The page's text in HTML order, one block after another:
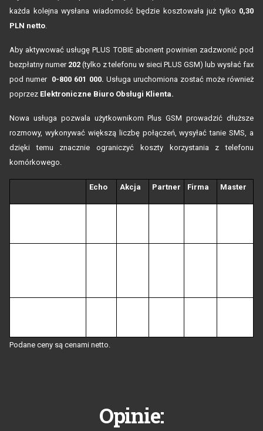
każda kolejna wysłana wiadomość będzie kosztowała już tylko 0,30
PLN netto.
Aby aktywować usługę PLUS TOBIE abonent powinien zadzwonić pod
bezpłatny numer 202 (tylko z telefonu w sieci PLUS GSM) lub wysłać fax
pod numer 0-800 601 000. Usługa uruchomiona zostać może również
poprzez Elektroniczne Biuro Obsługi Klienta.
Nowa usługa pozwala użytkownikom Plus GSM prowadzić dłuższe
rozmowy, wykonywać większą liczbę połączeń, wysyłać tanie SMS, a
dzięki temu znacznie ograniczyć koszty korzystania z telefonu
komórkowego.
Echo Akcja Partner Firma Master
Podane ceny są cenami netto.
Opinie: